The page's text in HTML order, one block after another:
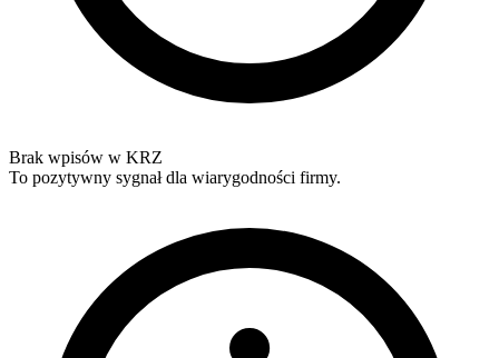
Brak wpisów w KRZ
To pozytywny sygnał dla wiarygodności firmy.